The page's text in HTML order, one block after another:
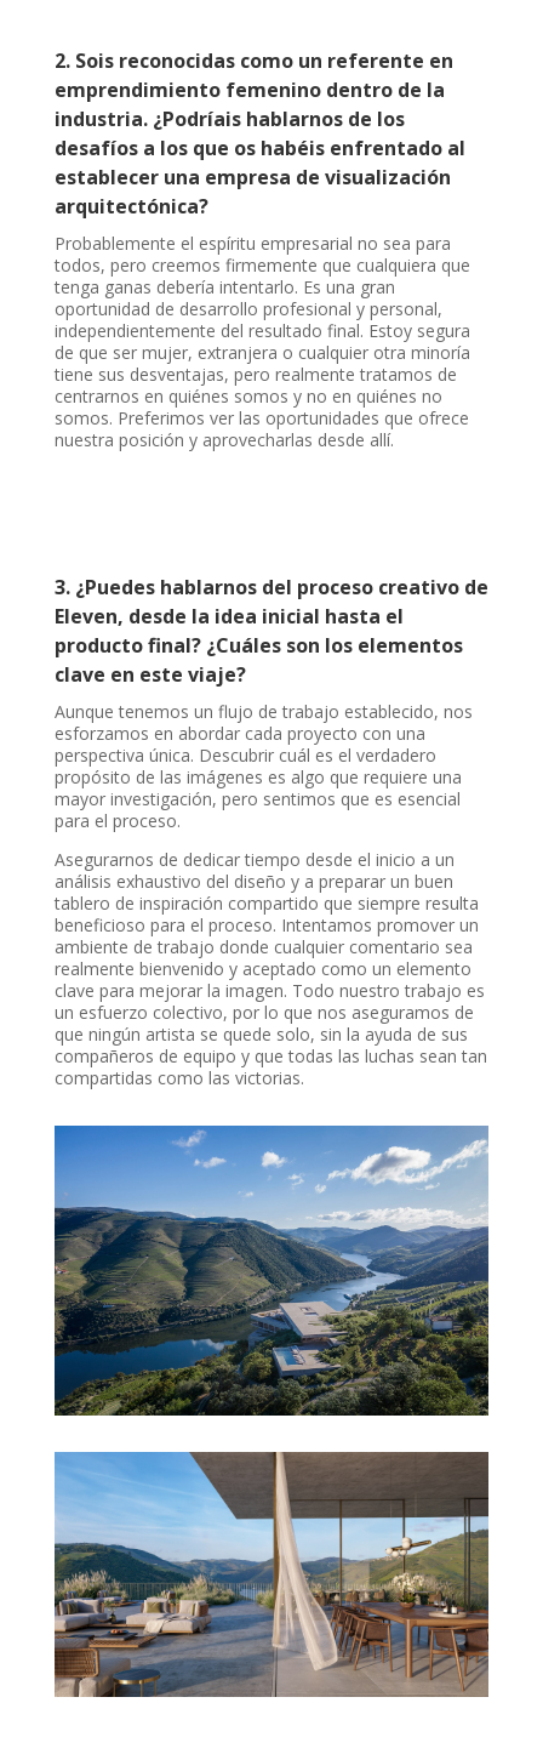
2. Sois reconocidas como un referente en
emprendimiento femenino dentro de la
industria. ¿Podríais hablarnos de los
desafíos a los que os habéis enfrentado al
establecer una empresa de visualización
arquitectónica?
Probablemente el espíritu empresarial no sea para
todos, pero creemos firmemente que cualquiera que
tenga ganas debería intentarlo. Es una gran
oportunidad de desarrollo profesional y personal,
independientemente del resultado final. Estoy segura
de que ser mujer, extranjera o cualquier otra minoría
tiene sus desventajas, pero realmente tratamos de
centrarnos en quiénes somos y no en quiénes no
somos. Preferimos ver las oportunidades que ofrece
nuestra posición y aprovecharlas desde allí.
3. ¿Puedes hablarnos del proceso creativo de
Eleven, desde la idea inicial hasta el
producto final? ¿Cuáles son los elementos
clave en este viaje?
Aunque tenemos un flujo de trabajo establecido, nos
esforzamos en abordar cada proyecto con una
perspectiva única. Descubrir cuál es el verdadero
propósito de las imágenes es algo que requiere una
mayor investigación, pero sentimos que es esencial
para el proceso.
Asegurarnos de dedicar tiempo desde el inicio a un
análisis exhaustivo del diseño y a preparar un buen
tablero de inspiración compartido que siempre resulta
beneficioso para el proceso. Intentamos promover un
ambiente de trabajo donde cualquier comentario sea
realmente bienvenido y aceptado como un elemento
clave para mejorar la imagen. Todo nuestro trabajo es
un esfuerzo colectivo, por lo que nos aseguramos de
que ningún artista se quede solo, sin la ayuda de sus
compañeros de equipo y que todas las luchas sean tan
compartidas como las victorias.